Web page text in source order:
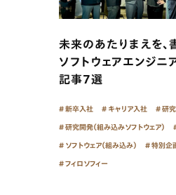
未来のあたりまえを
ソフトウェアエンジニ
記事7選
新卒入社 キャリア入社 研究
研究開発（組み込みソフトウェア）
ソフトウェア（組み込み） 特別企
フィロソフィー